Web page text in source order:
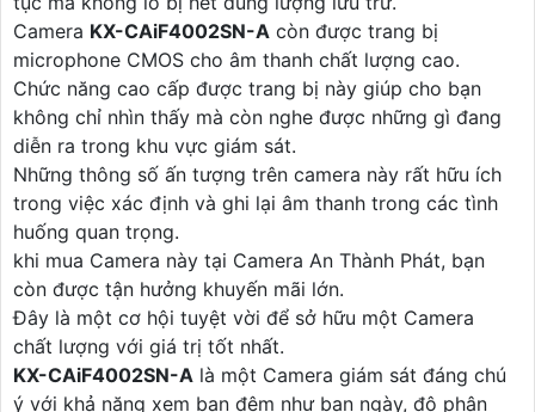
Camera KX-CAiF4002SN-A còn được trang bị
microphone CMOS cho âm thanh chất lượng cao.
Chức năng cao cấp được trang bị này giúp cho bạn
không chỉ nhìn thấy mà còn nghe được những gì đang
diễn ra trong khu vực giám sát.
Những thông số ấn tượng trên camera này rất hữu ích
trong việc xác định và ghi lại âm thanh trong các tình
huống quan trọng.
khi mua Camera này tại Camera An Thành Phát, bạn
còn được tận hưởng khuyến mãi lớn.
Đây là một cơ hội tuyệt vời để sở hữu một Camera
chất lượng với giá trị tốt nhất.
KX-CAiF4002SN-A là một Camera giám sát đáng chú
ý với khả năng xem ban đêm như ban ngày, độ phân